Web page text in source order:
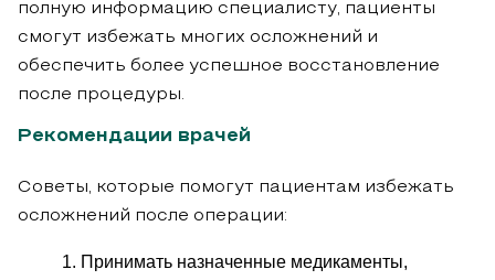
полную информацию специалисту, пациенты
смогут избежать многих осложнений и
обеспечить более успешное восстановление
после процедуры.
Рекомендации врачей
Советы, которые помогут пациентам избежать
осложнений после операции:
Принимать назначенные медикаменты,